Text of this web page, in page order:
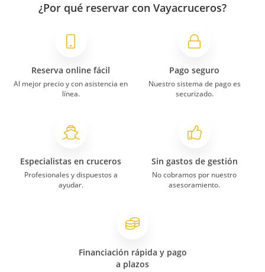
¿Por qué reservar con Vayacruceros?
Reserva online fácil
Al mejor precio y con asistencia en
línea.
Pago seguro
Nuestro sistema de pago es
securizado.
Especialistas en cruceros
Profesionales y dispuestos a
ayudar.
Sin gastos de gestión
No cobramos por nuestro
asesoramiento.
Financiación rápida y pago
a plazos